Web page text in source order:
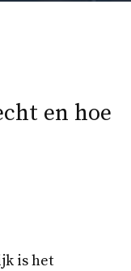
en hoe
is het